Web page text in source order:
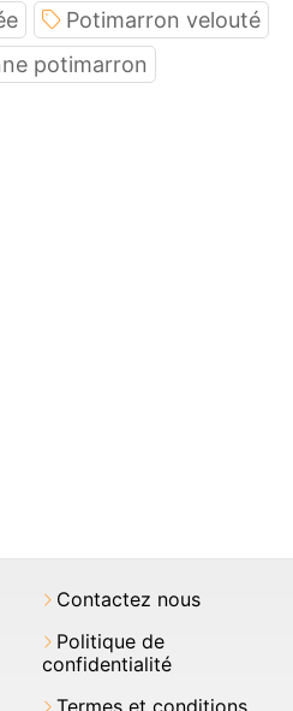
Potimarron velouté
potimarron
Contactez nous
Politique de
confidentialité
Termes et conditions